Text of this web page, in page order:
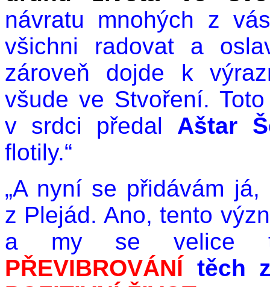
návratu mnohých z
všichni radovat a
zároveň dojde k
všude ve Stvoření.
v srdci předal Aštar
flotily.“
„A nyní se přidávám já,
z Plejád. Ano, tento
a my se velice
PŘEVIBROVÁNÍ těch